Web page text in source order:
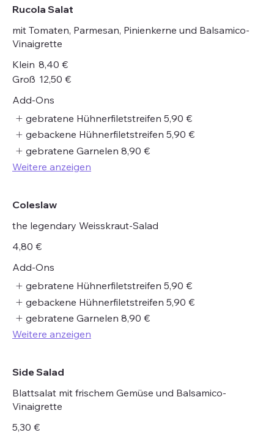
Rucola Salat
mit Tomaten, Parmesan, Pinienkerne und Balsamico-
Vinaigrette
Klein 8,40 €
Groß 12,50 €
Add-Ons
gebratene Hühnerfiletstreifen 5,90 €
gebackene Hühnerfiletstreifen 5,90 €
gebratene Garnelen 8,90 €
Weitere anzeigen
Coleslaw
the legendary Weisskraut-Salad
4,80 €
Add-Ons
gebratene Hühnerfiletstreifen 5,90 €
gebackene Hühnerfiletstreifen 5,90 €
gebratene Garnelen 8,90 €
Weitere anzeigen
Side Salad
Blattsalat mit frischem Gemüse und Balsamico-
Vinaigrette
5,30 €